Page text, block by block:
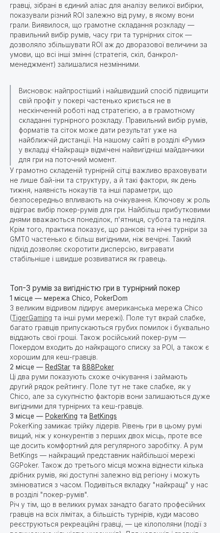
гравці, зібрані в єдиний аліас для аналізу великої вибірки,
показували різний ROI залежно від руму, в якому вони
грали. Виявилося, що грамотне складання розкладу —
правильний вибір румів, часу гри та турнірних сіток —
дозволяло збільшувати ROI аж до дворазової величини за
умови, що всі інші змінні (стратегія, скіл, банкрол-
менеджмент) залишалися незмінними.
Висновок: найпростіший і найшвидший спосіб підвищити
свій профіт у покері частенько криється не в
нескінченній роботі над стратегією, а в грамотному
складанні турнірного розкладу. Правильний вибір румів,
форматів та сіток може дати результат уже на
найближчій дистанції. На нашому сайті в розділі «Руми»
у вкладці «Найкращі» відмічені найвигідніші майданчики
для гри на поточний момент.
У грамотно складеній турнірній сітці важливо враховувати
не лише бай-іни та структуру, а й такі фактори, як день
тижня, наявність нокаутів та інші параметри, що
безпосередньо впливають на очікування. Ключову ж роль
відіграє вибір покер-румів для гри. Найбільш прибутковими
днями вважаються понеділок, п'ятниця, субота та неділя.
Крім того, практика показує, що ранкові та нічні турніри за
GMT0 частенько є більш вигідними, ніж вечірні. Такий
підхід дозволяє скоротити дисперсію, вигравати
стабільніше і швидше розвиватися як гравець.
Топ-3 румів за вигідністю гри в турнірний покер
1 місце — мережа Chico, PokerDom
З великим відривом лідирує американська мережа Chico
(TigerGaming та інші руми мережі). Поле тут вкрай слабке,
багато гравців припускаються грубих помилок і буквально
віддають свої гроші. Також російський покер-рум —
Покердом входить до найкращого списку за РОІ, а також є
хорошим для кеш-гравців.
2 місце — RedStar та 888Poker
Ці два руми показують схоже очікування і займають
другий рядок рейтингу. Поле тут не таке слабке, як у
Chico, але за сукупністю факторів вони залишаються дуже
вигідними для турнірних та кеш-гравців.
3 місце — PokerKing та BetKings
PokerKing замикає трійку лідерів. Рівень гри в цьому румі
вищий, ніж у конкурентів з перших двох місць, проте все
ще досить комфортний для регулярного заробітку. А рум
BetKings — найкращий представник найбільшої мережі
GGPoker. Також до третього місця можна віднести кілька
дрібних румів, які доступні залежно від регіону і можуть
змінюватися з часом. Подивіться вкладку "найкращі" у нас
в розділі "покер-румів".
Річ у тім, що в великих румах занадто багато професійних
гравців на всіх лімітах, а більшість турнірів, куди масово
реєструються рекреаційні гравці, — це кілополяни (події з